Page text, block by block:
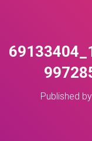
Published by